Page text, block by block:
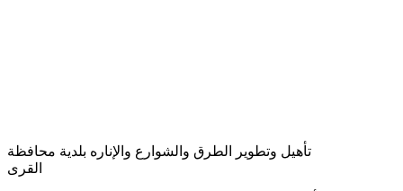
تأهيل وتطوير الطرق والشوارع والإناره بلدية محافظة
القرى